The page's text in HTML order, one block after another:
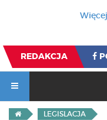
REDAKCJA
LEGISLACJA